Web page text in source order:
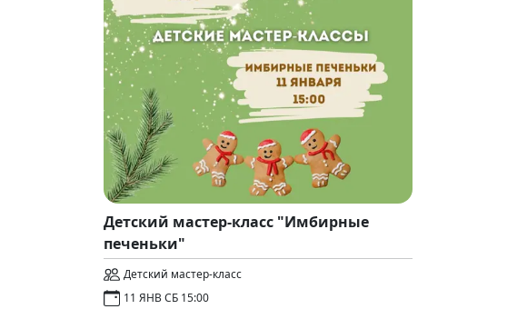
Детский мастер-класс "Имбирные
печеньки"
Детский мастер-класс
11 ЯНВ СБ 15:00